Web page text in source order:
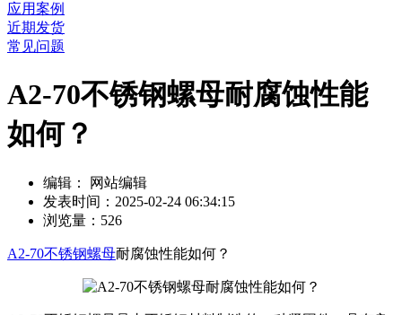
应用案例
近期发货
常见问题
A2-70不锈钢螺母耐腐蚀性能
如何？
编辑： 网站编辑
发表时间：2025-02-24 06:34:15
浏览量：526
A2-70不锈钢螺母耐腐蚀性能如何？